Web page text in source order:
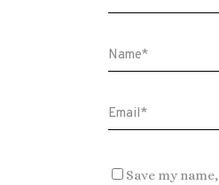
Save my